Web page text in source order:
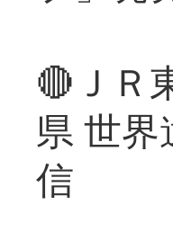
🔴ＪＲ
県 世
信